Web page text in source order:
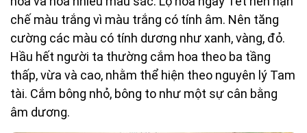
chế màu trắng vì màu trắng có tính âm. Nên tăng
cường các màu có tính dương như xanh, vàng, đỏ.
Hầu hết người ta thường cắm hoa theo ba tầng
thấp, vừa và cao, nhằm thể hiện theo nguyên lý Tam
tài. Cắm bông nhỏ, bông to như một sự cân bằng
âm dương.